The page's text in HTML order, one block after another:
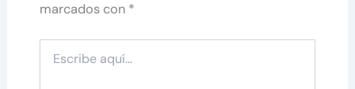
marcados con *
aquí...